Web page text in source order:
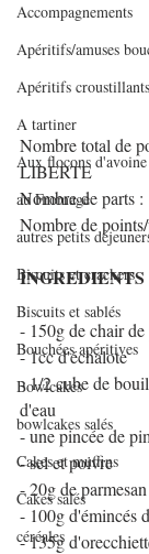
Accompagnements
Apéritifs/amuses
Apéritifs croustillants
A tartiner
Aux flocons d'avoine
au Fromage
autres petits
Biscuits et crackers
Biscuits et sablés
Bouchées apéritives
Bowlcakes
bowlcakes salés
Cakes et muffins
Cakes salés
céréales
Nombre total de
LIBERTE
Nombre de parts :
Nombre de
INGREDIENTS
- 150g de chair
- 1cc d'échalote
- 1/2 cube de
d'eau
- une pincée de
- sel et poivre
- 20g de parmesan
- 100g d'émincés
- 135g